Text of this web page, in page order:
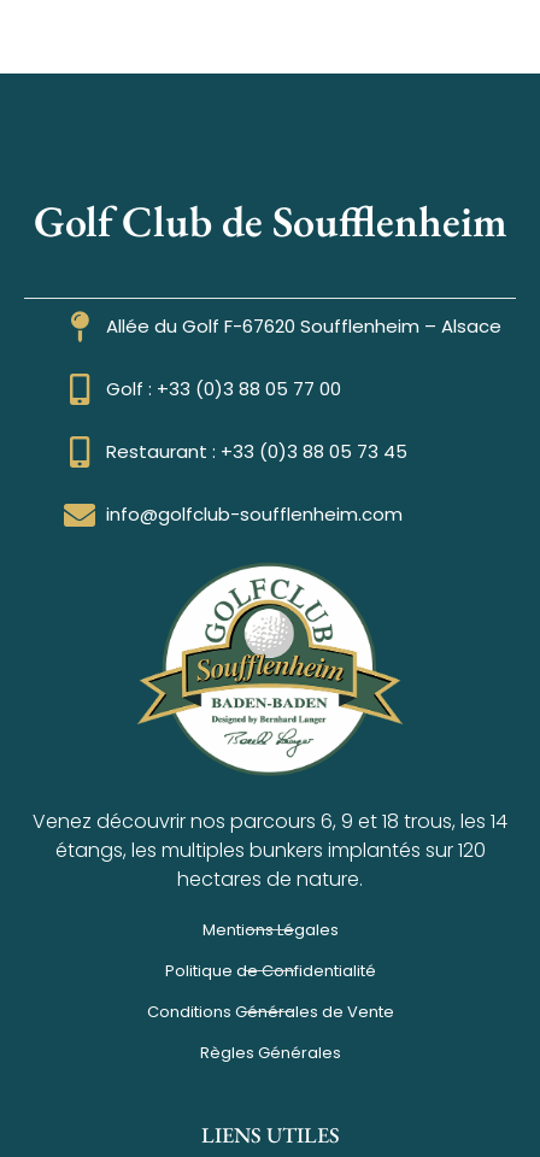
Golf Club de Soufflenheim
Allée du Golf F-67620 Soufflenheim – Alsace
Golf : +33 (0)3 88 05 77 00
Restaurant : +33 (0)3 88 05 73 45
info@golfclub-soufflenheim.com
Venez découvrir nos parcours 6, 9 et 18 trous, les 14
étangs, les multiples bunkers implantés sur 120
hectares de nature.
Mentions Légales
Politique de Confidentialité
Conditions Générales de Vente
Règles Générales
LIENS UTILES